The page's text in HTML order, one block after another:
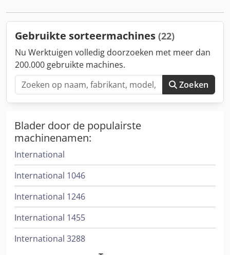
Gebruikte sorteermachines (22)
Nu Werktuigen volledig doorzoeken met meer dan
200.000 gebruikte machines.
Zoeken
Blader door de populairste
machinenamen:
International
International 1046
International 1246
International 1455
International 3288